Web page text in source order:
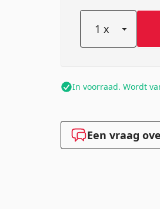
In voorraad. Wordt
Een vraag